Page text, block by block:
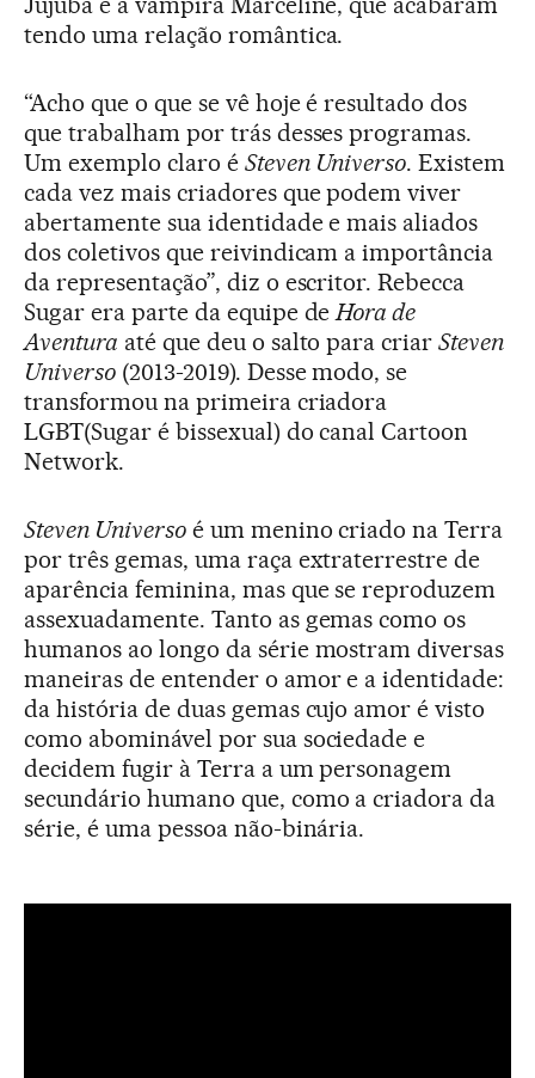
tendo uma relação romântica.
“Acho que o que se vê hoje é resultado dos
que trabalham por trás desses programas.
Um exemplo claro é Steven Universo. Existem
cada vez mais criadores que podem viver
abertamente sua identidade e mais aliados
dos coletivos que reivindicam a importância
da representação”, diz o escritor. Rebecca
Sugar era parte da equipe deHora de
Aventura até que deu o salto para criarSteven
Universo(2013-2019). Desse modo, se
transformou na primeira criadora
LGBT(Sugar é bissexual) do canal Cartoon
Network.
Steven Universoé um menino criado na Terra
por três gemas, uma raça extraterrestre de
aparência feminina, mas que se reproduzem
assexuadamente. Tanto as gemas como os
humanos ao longo da série mostram diversas
maneiras de entender o amor e a identidade:
da história de duas gemas cujo amor é visto
como abominável por sua sociedade e
decidem fugir à Terra a um personagem
secundário humano que, como a criadora da
série, é uma pessoa não-binária.